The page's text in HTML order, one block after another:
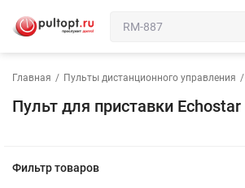
Главная / Пульты дистанционного управления /
Пульт для приставки Echostar
Фильтр товаров